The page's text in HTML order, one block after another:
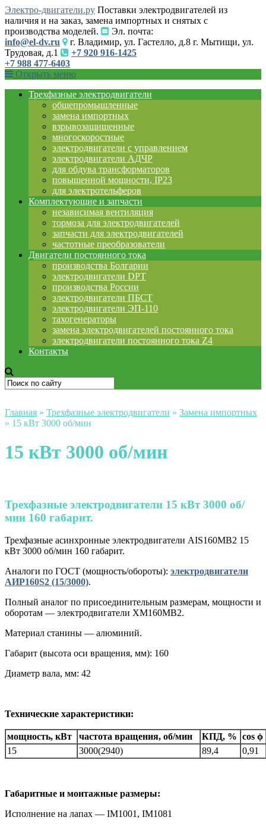
Электро-двигатели.ру Поставки электродвигателей из
наличия и на заказ, замена импортных и снятых с
производства моделей.
Эл. почта:
info@el-dv.ru
г. Владимир, ул. Гастелло, д.8 г. Мытищи, ул.
Трудовая, д.1
+7 920 916-1425
+7 988 477-6403
Открыть меню
Трехфазные электродвигатели
общепромышленные
замена импортных
взрывозащищенные
многоскоростные
электродвигатели с управлением
электродвигатели АДЧР
для обдува трансформаторов
повышенной мощности, IP23
для электротельферов
Комплектующие и запчасти
независимая вентиляция
тормоза для электродвигателей
запчасти для электродвигателей
частотные преобразователи
Двигатели постоянного тока
производства Болгарии
электродвигатели DPT
производства России
электродвигатели ПБСТ
электродвигатели ЭП-110
тахогенераторы
замена электродвигателей постоянного тока
электродвигатели постоянного тока Z4
Контакты
Главная » Трехфазные электродвигатели » Замена импортных
» 15 кВт 3000 об/мин
15 кВт 3000 об/мин
Трехфазные электродвигатели 15 кВт 3000 об/
мин 160 габарит.
Трехфазные асинхронные электродвигатели AIS160MB2 15
кВт 3000 об/мин 160 габарит.
Аналоги по ГОСТ (мощность/обороты): электродвигатели
АИР160S2 (15/3000).
Полный аналог по присоединительным размерам, мощности и
оборотам — электродвигатели XM160MB2.
Материал станины — алюминий.
Габарит (высота оси вращения, мм): 160
Диаметр вала, мм: 42
Технические характеристики:
мощность, кВт частота вращения, об/мин КПД, % cos ϕ
15
3000(2940) 89,4 0,91
Габаритные и монтажные размеры:
Исполнение на лапах — IM1001, IM1081